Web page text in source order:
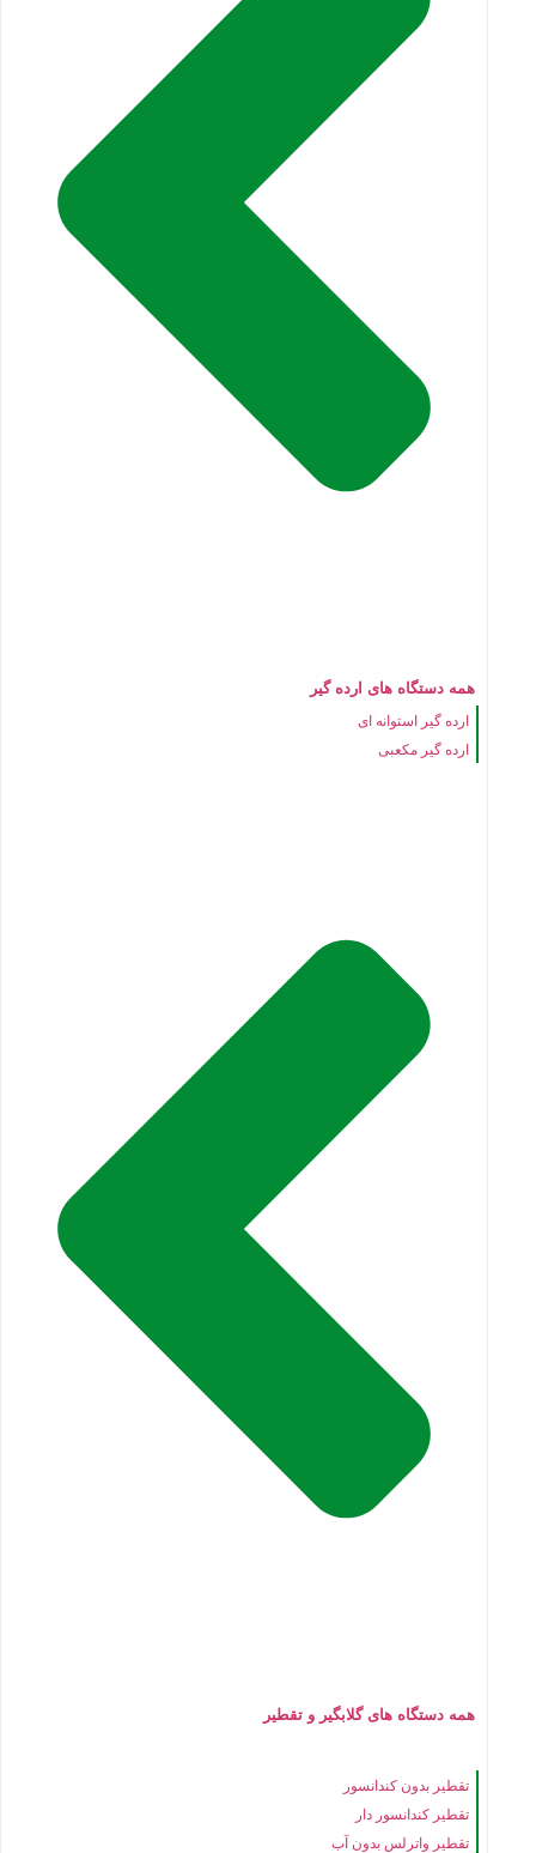
همه دستگاه های ارده گیر
ارده گیر استوانه ای
ارده گیر مکعبی
همه دستگاه های گلابگیر و تقطیر
تقطیر بدون کندانسور
تقطیر کندانسور دار
تقطیر واترلس بدون آب